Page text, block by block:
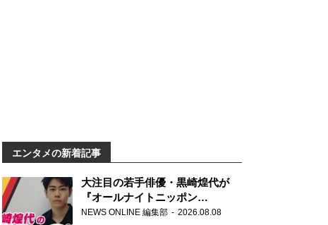
エンタメの新着記事
大注目の若手俳優・黒崎煌代が
『オールナイトニッポン
0(ZERO)』に初登場「今からとて
NEWS ONLINE 編集部 2026.08.08